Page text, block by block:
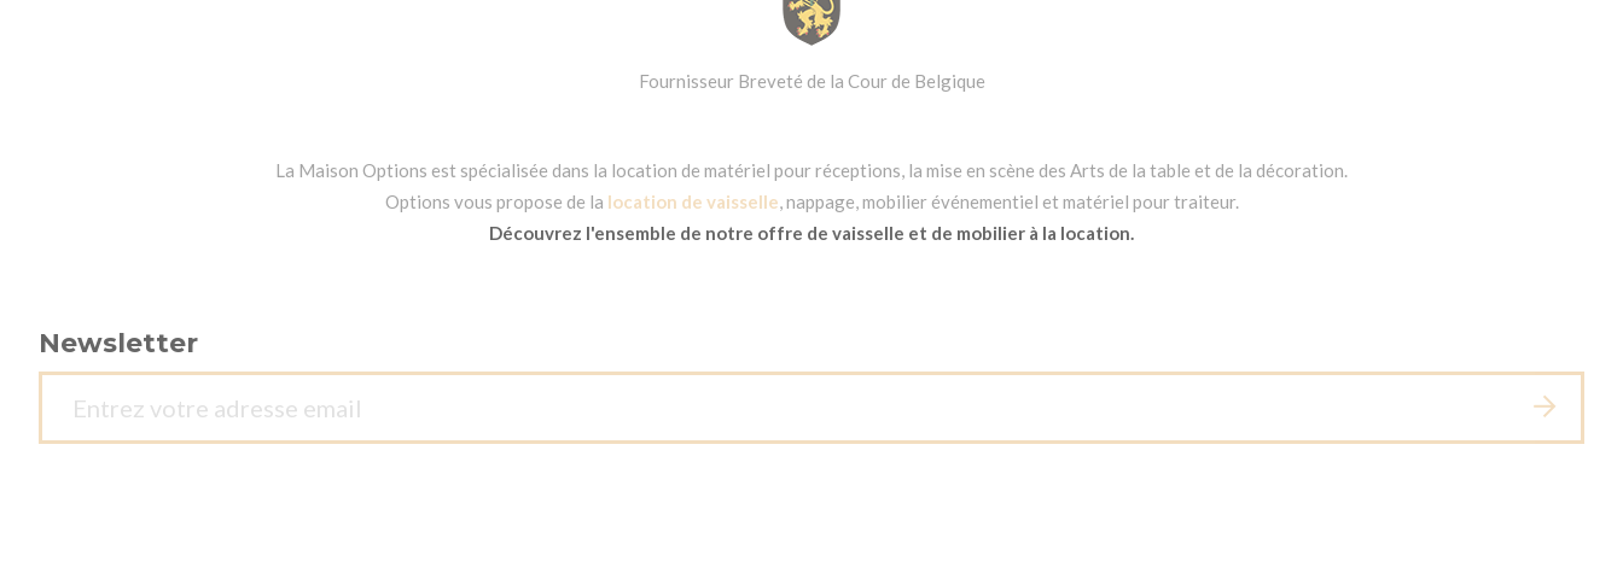
Fournisseur Breveté de la Cour de Belgique
La Maison Options est spécialisée dans la location de matériel pour réceptions, la mise en scène des Arts de la table et de la décoration.
Options vous propose de la location de vaisselle , nappage, mobilier événementiel et matériel pour traiteur.
Découvrez l'ensemble de notre offre de vaisselle et de mobilier à la location.
Newsletter